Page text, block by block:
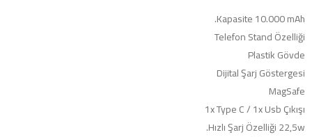
Kapasite 10.000 mAh.
Telefon Stand Özelliği
Plastik Gövde
Dijital Şarj Göstergesi
MagSafe
1x Type C / 1x Usb Çıkışı
Hızlı Şarj Özelliği 22,5w.